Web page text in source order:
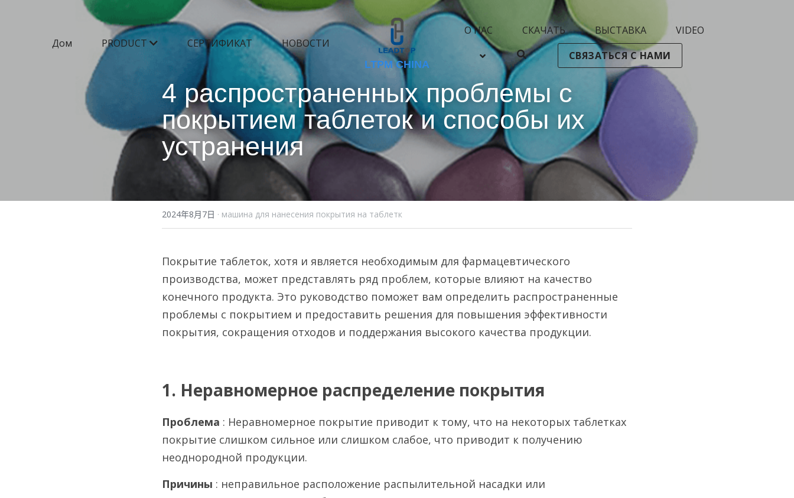
Дом PRODUCT СЕРТИФИКАТ НОВОСТИ
LTPM CHINA
О НАС СКАЧАТЬ ВЫСТАВКА
VIDEO
СВЯЗАТЬСЯ С НАМИ
4 распространенных проблемы с
покрытием таблеток и способы их
устранения
2024年8月7日 · машина для нанесения покрытия на таблетк
Покрытие таблеток, хотя и является необходимым для фармацевтического
производства, может представлять ряд проблем, которые влияют на качество
конечного продукта. Это руководство поможет вам определить распространенные
проблемы с покрытием и предоставить решения для повышения эффективности
покрытия, сокращения отходов и поддержания высокого качества продукции.
1. Неравномерное распределение покрытия
Проблема : Неравномерное покрытие приводит к тому, что на некоторых таблетках
покрытие слишком сильное или слишком слабое, что приводит к получению
неоднородной продукции.
Причины : неправильное расположение распылительной насадки или